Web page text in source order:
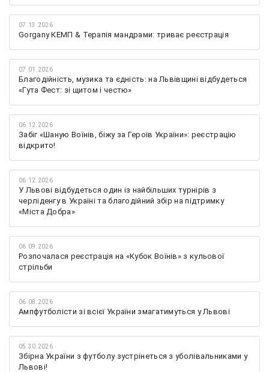
07.13.2026
Gorgany КЕМП & Терапія мандрами: триває реєстрація
07.01.2026
Благодійність, музика та єдність: на Львівщині відбудеться
«Гута Фест: зі щитом і честю»
06.12.2026
Забіг «Шаную Воїнів, біжу за Героїв України»: реєстрацію
відкрито!
06.12.2026
У Львові відбудеться один із найбільших турнірів з
черліденгу в Україні та благодійний збір на підтримку
«Міста Добра»
06.09.2026
Розпочалася реєстрація на «Кубок Воїнів» з кульової
стрільби
06.08.2026
Ампфутболісти зі всієї України змагатимуться у Львові
05.30.2026
Збірна України з футболу зустрінеться з уболівальниками у
Львові!